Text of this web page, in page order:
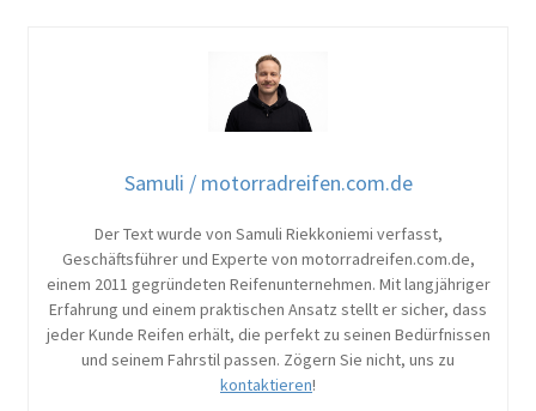
Samuli / motorradreifen.com.de
Der Text wurde von Samuli Riekkoniemi verfasst,
Geschäftsführer und Experte von motorradreifen.com.de,
einem 2011 gegründeten Reifenunternehmen. Mit langjähriger
Erfahrung und einem praktischen Ansatz stellt er sicher, dass
jeder Kunde Reifen erhält, die perfekt zu seinen Bedürfnissen
und seinem Fahrstil passen. Zögern Sie nicht, uns zu
kontaktieren!